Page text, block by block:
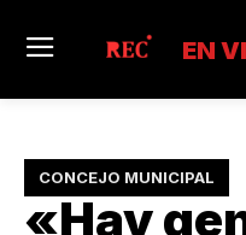
EN
CONCEJO MUNICIPAL
«Hay